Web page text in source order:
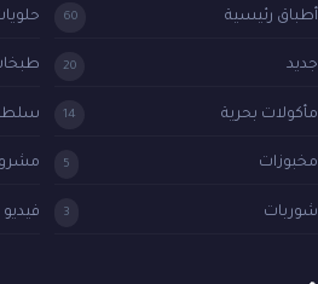
أطباق رئيسية 60
جديد 20
مأكولات بحرية 14
مخبوزات 5
شوربات 3 فيديو